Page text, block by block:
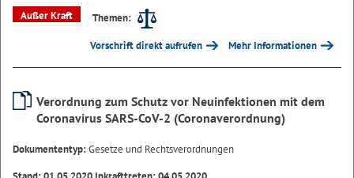
Außer Kraft
Themen:
Vorschrift direkt aufrufen Mehr Informationen
Verordnung zum Schutz vor Neuinfektionen mit dem
Coronavirus SARS-CoV-2 (Coronaverordnung)
Dokumententyp:Gesetze und Rechtsverordnungen